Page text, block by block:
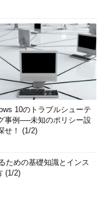
10のトラブルシューテ
事例──未知のポリシー設
せ！ (1/2)
ための基礎知識とインス
(1/2)